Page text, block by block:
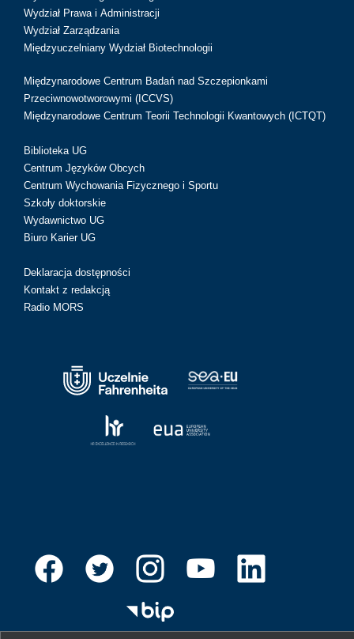
Wydział Prawa i Administracji
Wydział Zarządzania
Międzyuczelniany Wydział Biotechnologii
Międzynarodowe Centrum Badań nad Szczepionkami
Przeciwnowotworowymi (ICCVS)
Międzynarodowe Centrum Teorii Technologii Kwantowych (ICTQT)
Biblioteka UG
Centrum Języków Obcych
Centrum Wychowania Fizycznego i Sportu
Szkoły doktorskie
Wydawnictwo UG
Biuro Karier UG
Deklaracja dostępności
Kontakt z redakcją
Radio MORS